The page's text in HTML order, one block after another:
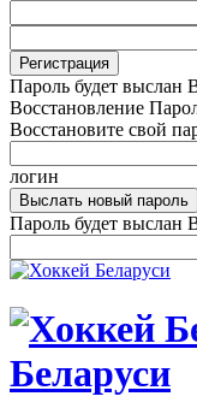
Пароль будет выслан
Восстановление
Восстановите свой
логин
Пароль будет выслан
Беларуси